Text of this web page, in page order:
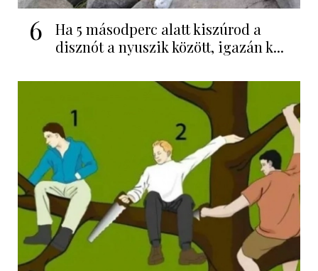
6
Ha 5 másodperc alatt kiszúrod a
disznót a nyuszik között, igazán k...